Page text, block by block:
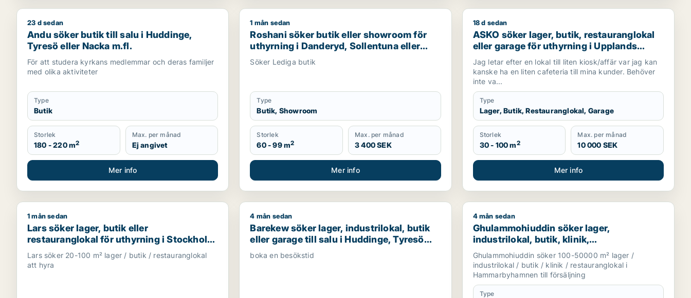
Andu söker butik till salu i Huddinge, Tyresö eller Nacka m.fl.
23 d sedan
Andu söker butik till salu i Huddinge,
Tyresö eller Nacka m.fl.
För att studera kyrkans medlemmar och deras familjer
med olika aktiviteter
Type
Butik
Storlek
180 - 220 m2
Max. per månad
Ej angivet
Mer info
Roshani söker butik eller showroom för uthyrning i Danderyd, Sollentuna eller Sundbyberg m.fl.
1 mån sedan
Roshani söker butik eller showroom för
uthyrning i Danderyd, Sollentuna eller
Sundbyberg m.fl.
Söker Lediga butik
Type
Butik, Showroom
Storlek
60 - 99 m2
Max. per månad
3 400 SEK
Mer info
ASKO söker lager, butik, restauranglokal eller
18 d sedan
ASKO söker lager, butik, restauranglokal
eller garage för uthyrning i Upplands
Väsby, Vallentuna eller Järfälla m.fl.
Jag letar efter en lokal till liten kiosk/affär var jag kan
kanske ha en liten cafeteria till mina kunder. Behöver
inte va...
Type
Lager, Butik, Restauranglokal, Garage
Storlek
30 - 100 m2
Max. per månad
10 000 SEK
Mer info
Lars söker lager, butik eller restauranglokal för uthyrning i Stockholm Innerstad, Kungsholmen eller Vasastan m.fl.
1 mån sedan
Lars söker lager, butik eller
restauranglokal för uthyrning i Stockholm
Innerstad, Kungsholmen eller Vasastan
m.fl.
Lars söker 20-100 m² lager / butik / restauranglokal
att hyra
Barekew söker lager, industrilokal, butik eller garage till salu i Huddinge, Tyresö eller Nacka m.fl.
4 mån sedan
Barekew söker lager, industrilokal, butik
eller garage till salu i Huddinge, Tyresö
eller Nacka m.fl.
boka en besökstid
Ghulammohiuddin söker lager, industrilokal, butik,
4 mån sedan
Ghulammohiuddin söker lager,
industrilokal, butik, klinik,
restauranglokal, fastighetsmark,
bostadsfastighet eller garage till salu i
Hammarbyhamnen
Ghulammohiuddin söker 100-50000 m² lager /
industrilokal / butik / klinik / restauranglokal i
Hammarbyhamnen till försäljning
Type